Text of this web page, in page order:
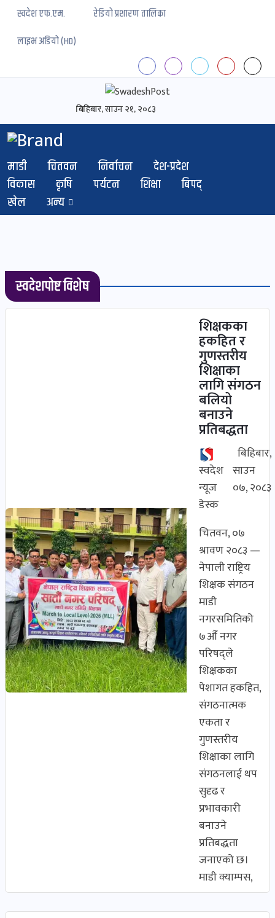
स्वदेश एफ.एम.
रेडियो प्रशारण तालिका
लाइभ अडियो (HD)
स्वदेशपोष्ट
(स्थानीय)
पोष्ट
चितवन
खबर
प्रदेश
खबर
पोष्ट
खबर
पोष्ट
शिक्षा
खबर
पोष्ट
बिपद-
जोखिम
पोष्ट
खेल
बिहिबार, साउन २१, २०८३
माडी चितवन निर्वाचन
देश-प्रदेश
विकास
कृषि पर्यटन शिक्षा
बिपद्
खेल
अन्य
स्वदेशपोष्ट विशेष
शिक्षकका
हकहित र
गुणस्तरीय
शिक्षाका
लागि संगठन
बलियो
बनाउने
प्रतिबद्धता
स्वदेश
न्यूज
डेस्क
बिहिबार,
साउन
०७, २०८३
चितवन, ०७
श्रावण २०८३ —
नेपाली राष्ट्रिय
शिक्षक संगठन
माडी
नगरसमितिको
७औँ नगर
परिषद्ले
शिक्षकका
पेशागत हकहित,
संगठनात्मक
एकता र
गुणस्तरीय
शिक्षाका लागि
संगठनलाई थप
सुदृढ र
प्रभावकारी
बनाउने
प्रतिबद्धता
जनाएको छ।
माडी क्याम्पस,